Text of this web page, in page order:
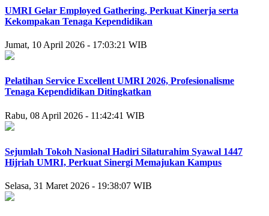
UMRI Gelar Employed Gathering, Perkuat Kinerja serta
Kekompakan Tenaga Kependidikan
Jumat, 10 April 2026 - 17:03:21 WIB
Pelatihan Service Excellent UMRI 2026, Profesionalisme
Tenaga Kependidikan Ditingkatkan
Rabu, 08 April 2026 - 11:42:41 WIB
Sejumlah Tokoh Nasional Hadiri Silaturahim Syawal 1447
Hijriah UMRI, Perkuat Sinergi Memajukan Kampus
Selasa, 31 Maret 2026 - 19:38:07 WIB